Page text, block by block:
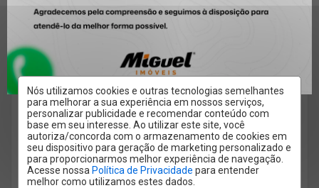
Nós utilizamos cookies e outras tecnologias semelhantes
para melhorar a sua experiência em nossos serviços,
personalizar publicidade e recomendar conteúdo com
base em seu interesse. Ao utilizar este site, você
autoriza/concorda com o armazenamento de cookies em
seu dispositivo para geração de marketing personalizado e
para proporcionarmos melhor experiência de navegação.
Acesse nossa Política de Privacidade para entender
melhor como utilizamos estes dados.
Lançamento
Miguel Imóveis
Mundo
Pet
Quero Alugar
Quero Anunciar 1
Quero Comprar